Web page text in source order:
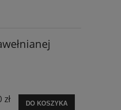
zł DO KOSZYKA